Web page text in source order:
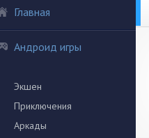
Главная
Андроид игры
Экшен
Приключения
Аркады